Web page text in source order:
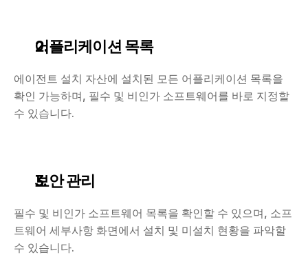
어플리케이션 목록
에이전트 설치 자산에 설치된 모든 어플리케이션 목록을
확인 가능하며, 필수 및 비인가 소프트웨어를 바로 지정할
수 있습니다.
보안 관리
필수 및 비인가 소프트웨어 목록을 확인할 수 있으며, 소프
트웨어 세부사항 화면에서 설치 및 미설치 현황을 파악할
수 있습니다.